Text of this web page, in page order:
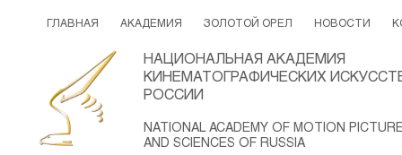
ГЛАВНАЯ АКАДЕМИЯ ЗОЛОТОЙ ОРЕЛ НОВОСТИ
НАЦИОНАЛЬНАЯ АКАДЕМИЯ
КИНЕМАТОГРАФИЧЕСКИХ
РОССИИ
NATIONAL ACADEMY OF MOTION
AND SCIENCES OF RUSSIA